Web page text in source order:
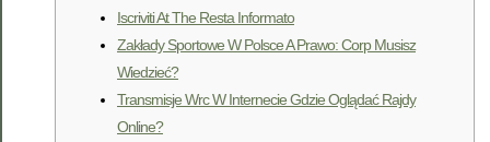
Iscriviti At The Resta Informato
Zakłady Sportowe W Polsce A Prawo: Corp Musisz
Wiedzieć?
Transmisje Wrc W Internecie Gdzie Oglądać Rajdy
Online?